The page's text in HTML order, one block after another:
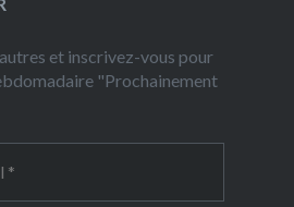
et inscrivez-vous pour
"Prochainement